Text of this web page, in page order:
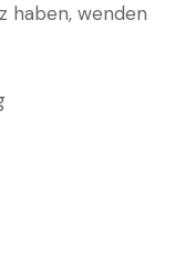
haben, wenden